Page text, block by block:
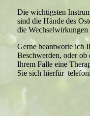
Die wichtigsten
sind die Hände des
die Wechselwirkungen
Gerne beantworte ich
Beschwerden, oder ob
Ihrem Falle eine
Sie sich hierfür